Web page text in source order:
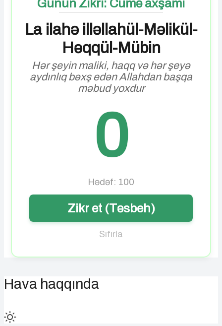
Günün Zikri: Cümə axşamı
La ilahə illəllahül-Məlikül-
Həqqül-Mübin
Hər şeyin maliki, haqq və hər şeyə
aydınlıq bəxş edən Allahdan başqa
məbud yoxdur
0
Hədəf: 100
Zikr et (Təsbeh)
Sıfırla
Hava haqqında